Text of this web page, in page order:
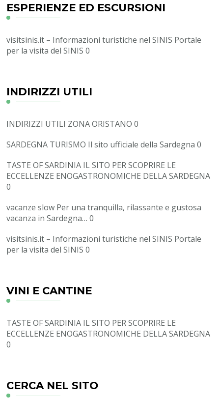
ESPERIENZE ED ESCURSIONI
visitsinis.it – Informazioni turistiche nel SINIS Portale
per la visita del SINIS 0
INDIRIZZI UTILI
INDIRIZZI UTILI ZONA ORISTANO 0
SARDEGNA TURISMO Il sito ufficiale della Sardegna 0
TASTE OF SARDINIA IL SITO PER SCOPRIRE LE
ECCELLENZE ENOGASTRONOMICHE DELLA SARDEGNA
0
vacanze slow Per una tranquilla, rilassante e gustosa
vacanza in Sardegna… 0
visitsinis.it – Informazioni turistiche nel SINIS Portale
per la visita del SINIS 0
VINI E CANTINE
TASTE OF SARDINIA IL SITO PER SCOPRIRE LE
ECCELLENZE ENOGASTRONOMICHE DELLA SARDEGNA
0
CERCA NEL SITO